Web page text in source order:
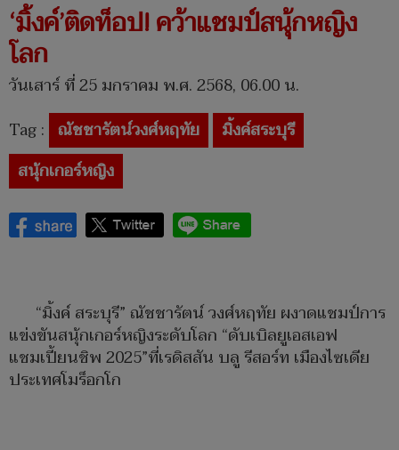
‘มิ้งค์’ติดท็อป! คว้าแชมป์สนุ้กหญิง
โลก
วันเสาร์ ที่ 25 มกราคม พ.ศ. 2568, 06.00 น.
Tag : ณัชชารัตน์วงศ์หฤทัย
มิ้งค์สระบุรี
สนุ้กเกอร์หญิง
“มิ้งค์ สระบุรี” ณัชชารัตน์ วงศ์หฤทัย ผงาดแชมป์การ
แข่งขันสนุ้กเกอร์หญิงระดับโลก “ดับเบิลยูเอสเอฟ
แชมเปี้ยนชิพ 2025”ที่เรดิสสัน บลู รีสอร์ท เมืองไซเดีย
ประเทศโมร็อกโก